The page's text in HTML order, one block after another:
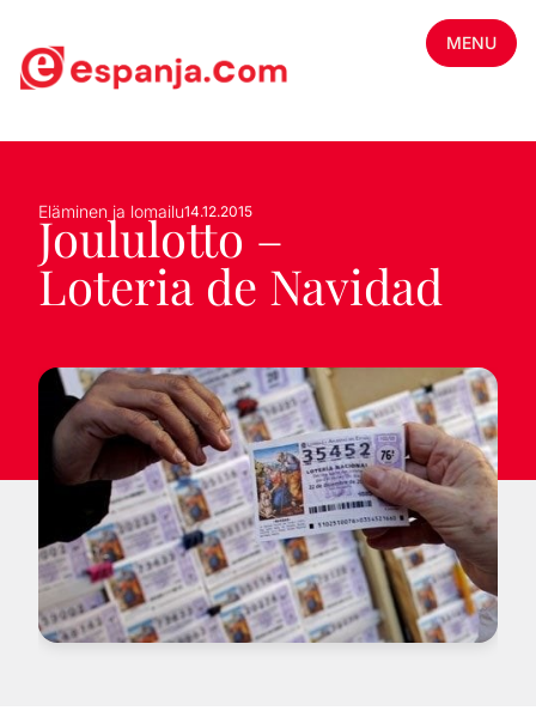
MENU
Eläminen ja lomailu14.12.2015
Joululotto –
Loteria de Navidad